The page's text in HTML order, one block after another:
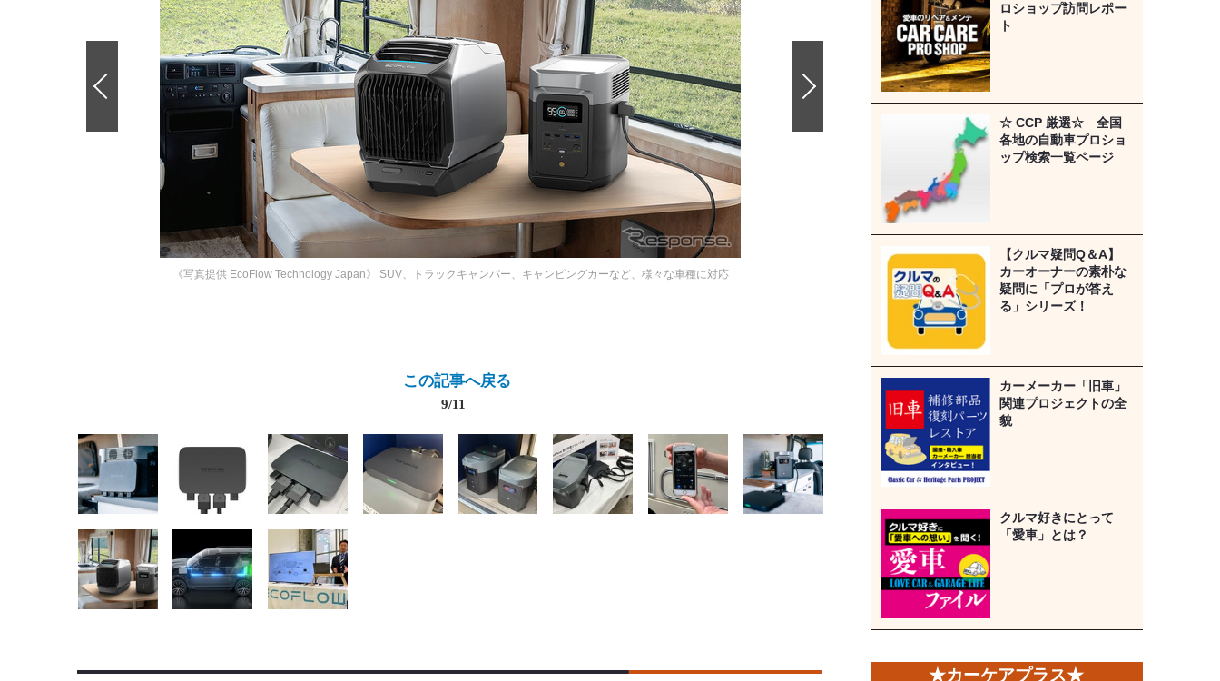
《写真提供 EcoFlow Technology Japan》 SUV、トラックキャンパー、キャンピングカーなど、様々な車種に対応
この記事へ戻る
9/11
ロショップ訪問レポー
ト
☆ CCP 厳選☆ 全国
各地の自動車プロショ
ップ検索一覧ページ
【クルマ疑問Q＆A】
カーオーナーの素朴な
疑問に「プロが答え
る」シリーズ！
カーメーカー「旧車」
関連プロジェクトの全
貌
クルマ好きにとって
「愛車」とは？